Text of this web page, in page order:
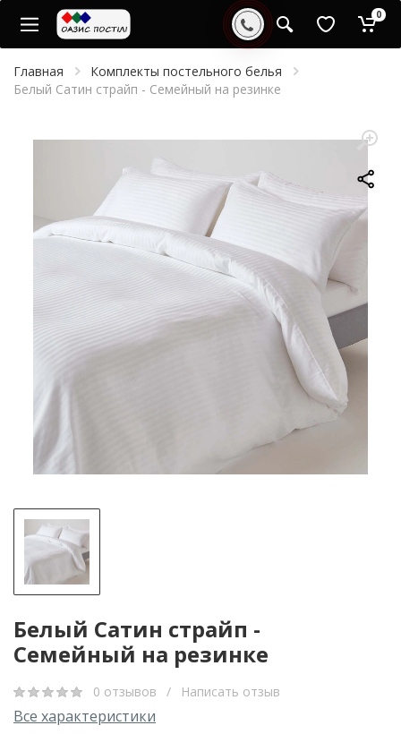
0
Главная
Комплекты постельного белья
Белый Сатин страйп - Семейный на резинке
Белый Сатин страйп -
Семейный на резинке
0 отзывов / Написать отзыв
Все характеристики